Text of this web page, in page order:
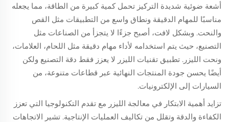
أشعة ضوئية شديدة التركيز تحمل كمية كبيرة من الطاقة، مما يجعله
مناسبًا للمهام الدقيقة ونطاق واسع من التطبيقات مثل القص
والنحت. وبشكل لافت، أصبح جزءًا لا يتجزأ من الصناعات مثل
التصنيع، حيث يتم استخدامه لأداء مهام دقيقة مثل اللحام، العلامات،
ونحت الليزر. تطبيق تقنيات الليزر لا يعزز فقط دقة التصنيع ولكن
أيضًا يحسن جودة المنتجات النهائية عبر قطاعات متنوعة، من
السيارات إلى الإلكترونيات.
تزايد أهمية الابتكار في معالجة الليزر مع تقدم التكنولوجيا التي تعزز
الكفاءة والدقة وتقلل من تكاليف العمليات الإنتاجية. تشير الاتجاهات